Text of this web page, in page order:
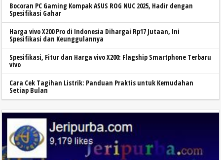
Bocoran PC Gaming Kompak ASUS ROG NUC 2025, Hadir dengan
Spesifikasi Gahar
Harga vivo X200 Pro di Indonesia Dihargai Rp17 Jutaan, Ini
Spesifikasi dan Keunggulannya
Spesifikasi, Fitur dan Harga vivo X200: Flagship Smartphone Terbaru
vivo
Cara Cek Tagihan Listrik: Panduan Praktis untuk Kemudahan
Setiap Bulan